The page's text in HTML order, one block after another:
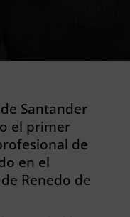
Santander
el primer
de
en el
Renedo de